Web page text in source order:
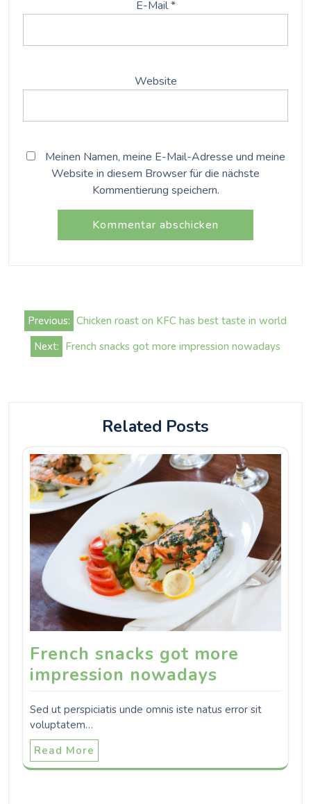
E-Mail*
Website
Meinen Namen, meine E-Mail-Adresse und meine
Website in diesem Browser für die nächste
Kommentierung speichern.
Beitrags-
Navigation
Previous: Chicken roast on KFC has best taste in world
Next: French snacks got more impression nowadays
Related Posts
French snacks got more
impression nowadays
Sed ut perspiciatis unde omnis iste natus error sit
voluptatem…
Read More